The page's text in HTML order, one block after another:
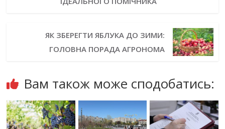
ЯК ЗБЕРЕГТИ ЯБЛУКА ДО ЗИМИ:
ГОЛОВНА ПОРАДА АГРОНОМА
Вам також може сподобатись: